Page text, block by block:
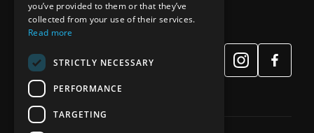
you’ve provided to them or that they’ve
collected from your use of their services.
Read more
STRICTLY NECESSARY
PERFORMANCE
TARGETING